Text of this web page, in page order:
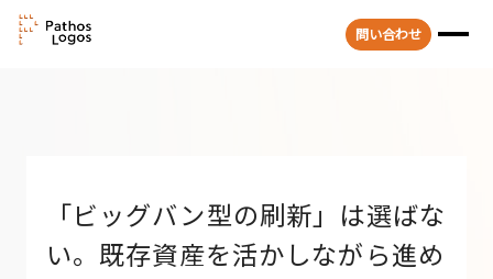
問い合わせ
「ビッグバン型の刷新」は選ばな
い。既存資産を活かしながら進め